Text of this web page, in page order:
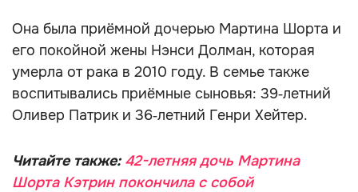
Она была приёмной дочерью Мартина Шорта и
его покойной жены Нэнси Долман, которая
умерла от рака в 2010 году. В семье также
воспитывались приёмные сыновья: 39‑летний
Оливер Патрик и 36‑летний Генри Хейтер.
Читайте также: 42-летняя дочь Мартина
Шорта Кэтрин покончила с собой